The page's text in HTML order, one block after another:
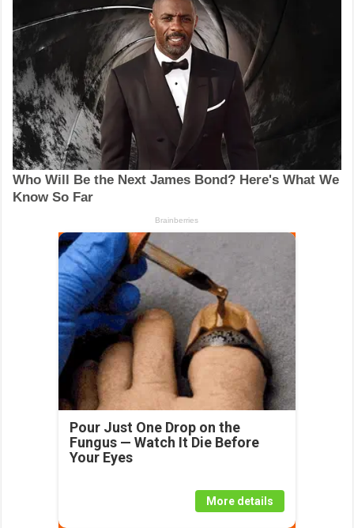
Pour Just One Drop on the
Fungus — Watch It Die Before
Your Eyes
More details